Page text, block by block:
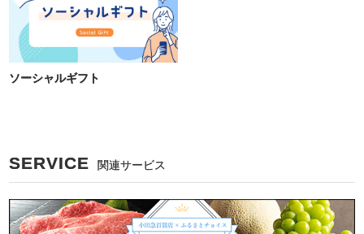
ソーシャルギフト
SERVICE 関連サービス